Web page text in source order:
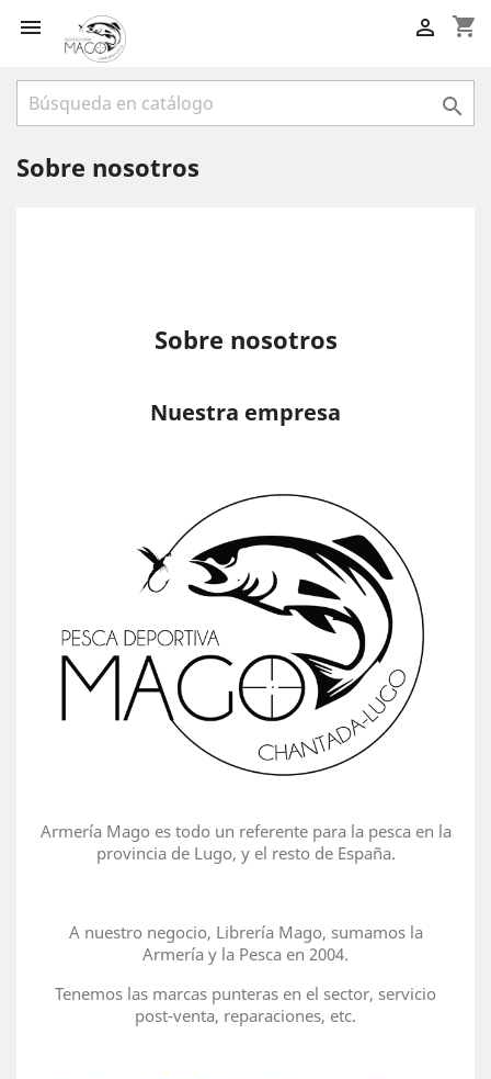
 shopping_cart


Sobre nosotros
Sobre nosotros
Nuestra empresa
Armería Mago es todo un referente para la pesca en la
provincia de Lugo, y el resto de España.
A nuestro negocio, Librería Mago, sumamos la
Armería y la Pesca en 2004.
Tenemos las marcas punteras en el sector, servicio
post-venta, reparaciones, etc.